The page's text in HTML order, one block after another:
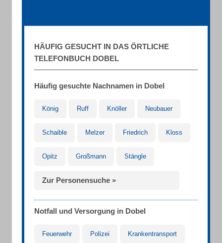
HÄUFIG GESUCHT IN DAS ÖRTLICHE
TELEFONBUCH DOBEL
Häufig gesuchte Nachnamen in Dobel
König Ruff Knöller Neubauer
Schaible Melzer Friedrich Kloss
Opitz Großmann Stängle
Zur Personensuche »
Notfall und Versorgung in Dobel
Feuerwehr Polizei Krankentransport